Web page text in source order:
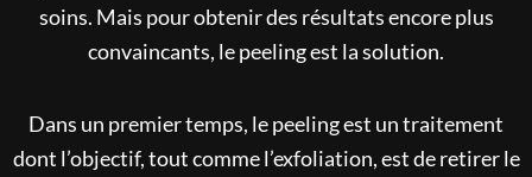
soins. Mais pour obtenir des résultats encore plus
convaincants, le peeling est la solution.
Dans un premier temps, le peeling est un traitement
dont l’objectif, tout comme l’exfoliation, est de retirer le